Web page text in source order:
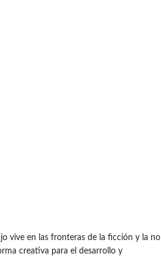
vive en las fronteras de la ficción y la no
creativa para el desarrollo y